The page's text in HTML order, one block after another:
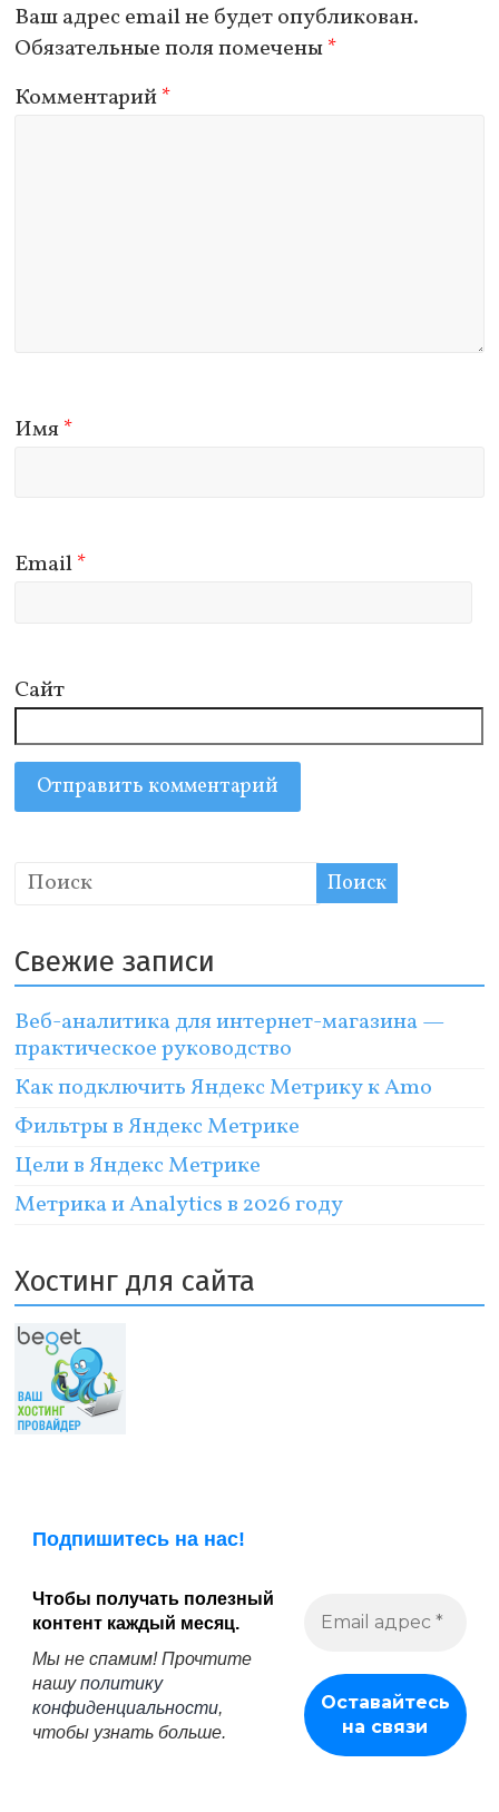
Ваш адрес email не будет опубликован.
Обязательные поля помечены*
Комментарий*
Имя*
Email*
Сайт
Свежие записи
Веб-аналитика для интернет-магазина —
практическое руководство
Как подключить Яндекс Метрику к Amo
Фильтры в Яндекс Метрике
Цели в Яндекс Метрике
Метрика и Analytics в 2026 году
Хостинг для сайта
Подпишитесь на нас!
Чтобы получать полезный
контент каждый месяц.
Мы не спамим! Прочтите
нашуполитику
конфиденциальности,
чтобы узнать больше.